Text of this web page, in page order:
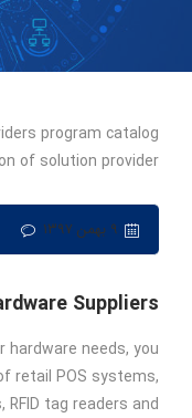
program catalog
of solution provider...
۹ بهمن ۱۳۹۷
Suppliers
hardware needs, you
retail POS systems,
tag readers and